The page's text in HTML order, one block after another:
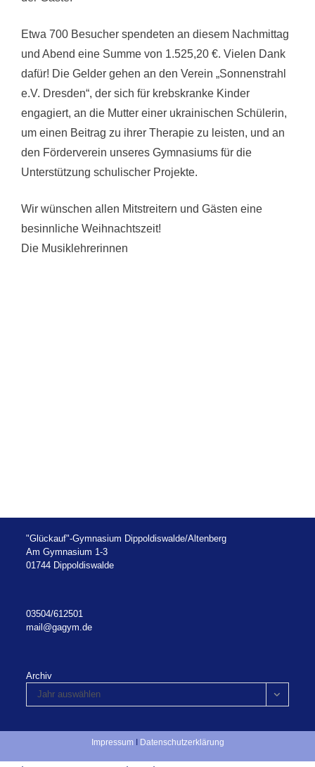
Etwa 700 Besucher spendeten an diesem Nachmittag
und Abend eine Summe von 1.525,20 €. Vielen Dank
dafür! Die Gelder gehen an den Verein „Sonnenstrahl
e.V. Dresden“, der sich für krebskranke Kinder
engagiert, an die Mutter einer ukrainischen Schülerin,
um einen Beitrag zu ihrer Therapie zu leisten, und an
den Förderverein unseres Gymnasiums für die
Unterstützung schulischer Projekte.
Wir wünschen allen Mitstreitern und Gästen eine
besinnliche Weihnachtszeit!
Die Musiklehrerinnen
"Glückauf"-Gymnasium Dippoldiswalde/Altenberg
Am Gymnasium 1-3
01744 Dippoldiswalde
03504/612501
mail@gagym.de
Archiv
Jahr auswählen
Impressum Datenschutzerklärung